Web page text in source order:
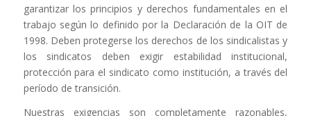
garantizar los principios y derechos fundamentales en el
trabajo según lo definido por la Declaración de la OIT de
1998. Deben protegerse los derechos de los sindicalistas y
los sindicatos deben exigir estabilidad institucional,
protección para el sindicato como institución, a través del
período de transición.
Nuestras exigencias son completamente razonables,